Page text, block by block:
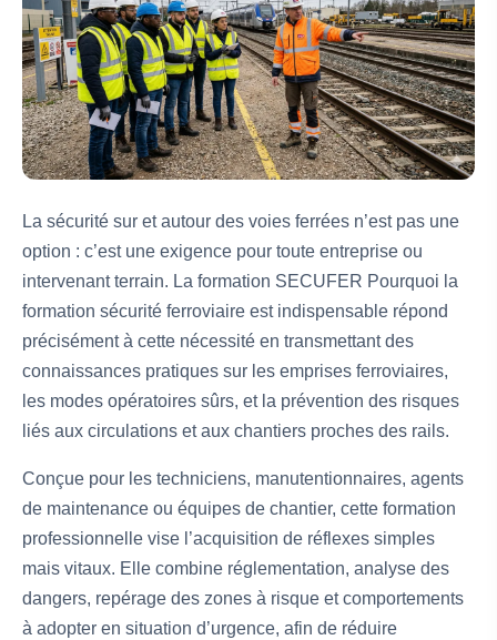
La sécurité sur et autour des voies ferrées n’est pas une
option : c’est une exigence pour toute entreprise ou
intervenant terrain. La formation SECUFER Pourquoi la
formation sécurité ferroviaire est indispensable répond
précisément à cette nécessité en transmettant des
connaissances pratiques sur les emprises ferroviaires,
les modes opératoires sûrs, et la prévention des risques
liés aux circulations et aux chantiers proches des rails.
Conçue pour les techniciens, manutentionnaires, agents
de maintenance ou équipes de chantier, cette formation
professionnelle vise l’acquisition de réflexes simples
mais vitaux. Elle combine réglementation, analyse des
dangers, repérage des zones à risque et comportements
à adopter en situation d’urgence, afin de réduire